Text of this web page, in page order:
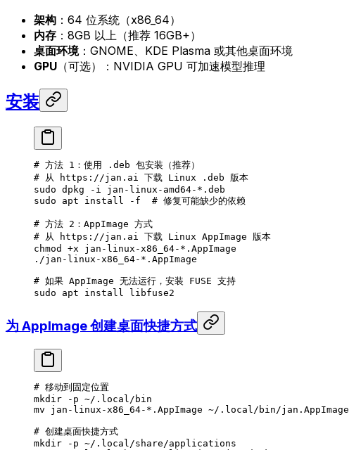
架构 ：64 位系统（x86_64）
内存 ：8GB 以上（推荐 16GB+）
桌面环境：GNOME、KDE Plasma 或其他桌面环境
GPU （可选）：NVIDIA GPU 可加速模型推理
安装
# 方法 1：使用 .deb 包安装（推荐）
# 从 https://jan.ai 下载 Linux .deb 版本
sudo dpkg -i jan-linux-amd64- * .deb
sudo apt install -f
  # 修复可能缺少的依赖
# 方法 2：AppImage 方式
# 从 https://jan.ai 下载 Linux AppImage 版本
chmod
+x jan-linux-x86_64- * .AppImage
./jan-linux-x86_64-*.AppImage
# 如果 AppImage 无法运行，安装 FUSE 支持
sudo apt install libfuse2
为 AppImage 创建桌面快捷方式
# 移动到固定位置
mkdir -p ~/.local/bin
mv jan-linux-x86_64- * .AppImage ~/.local/bin/jan.AppImage
# 创建桌面快捷方式
mkdir -p ~/.local/share/applications